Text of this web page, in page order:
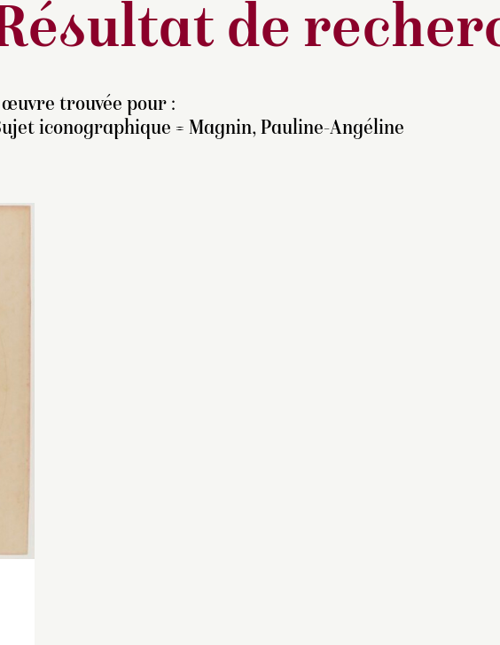
de
œuvre trouvée pour :
iconographique = Magnin, Pauline-Angéline